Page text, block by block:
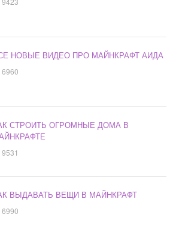
НОВЫЕ ВИДЕО ПРО МАЙНКРАФТ АИДА
6960
СТРОИТЬ ОГРОМНЫЕ ДОМА В
9531
ВЫДАВАТЬ ВЕЩИ В МАЙНКРАФТ
6990